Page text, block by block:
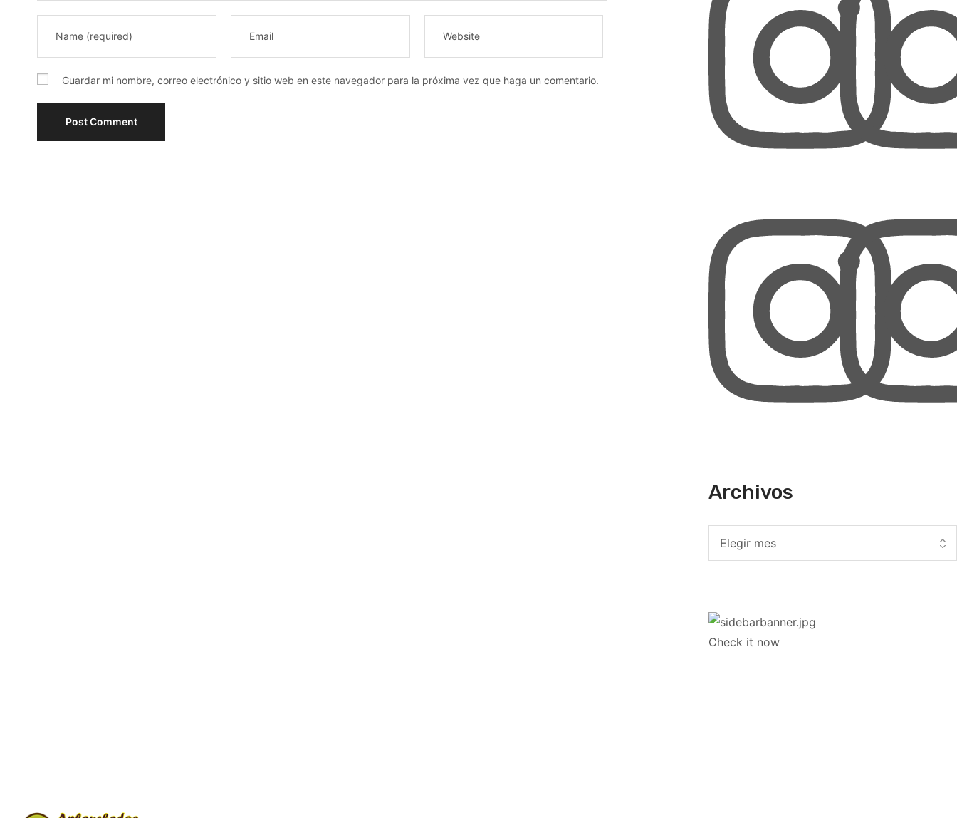
Guardar mi nombre, correo electrónico y sitio web en este navegador para la próxima vez que haga un comentario.
Archivos
Check it now